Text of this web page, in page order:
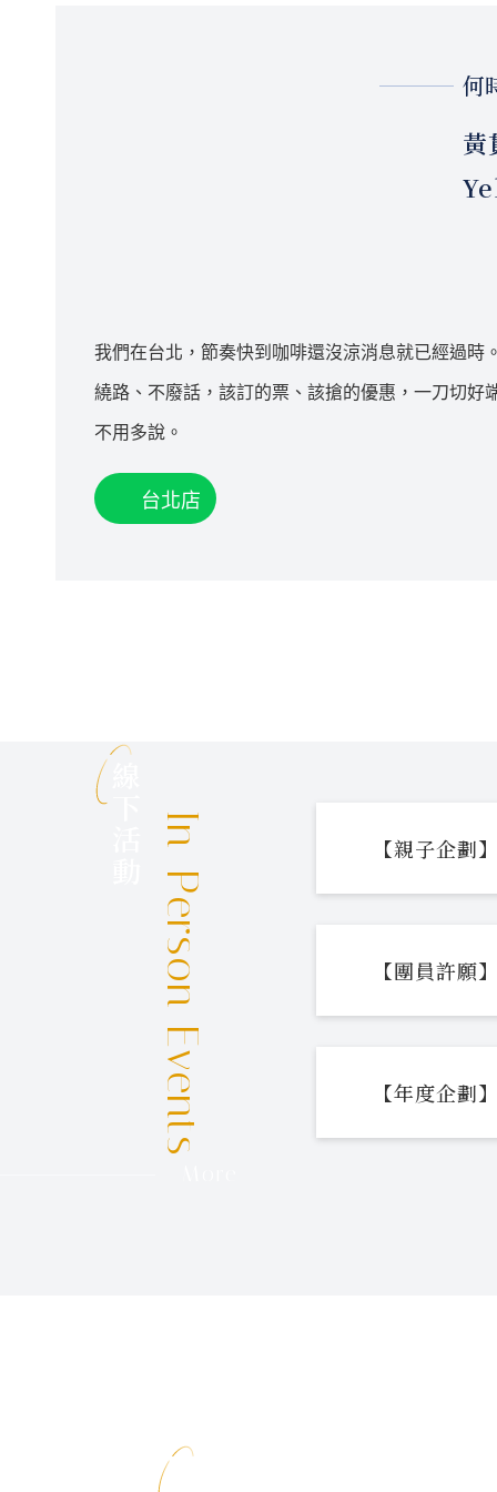
何
黃
我們在台北，節奏快到咖啡還沒涼消息就已經過
繞路、不廢話，該訂的票、該搶的優惠，一刀切
不用多說。
台北店
線下活動 In-Person Events 【親子企劃
【團員許願
【年度企劃